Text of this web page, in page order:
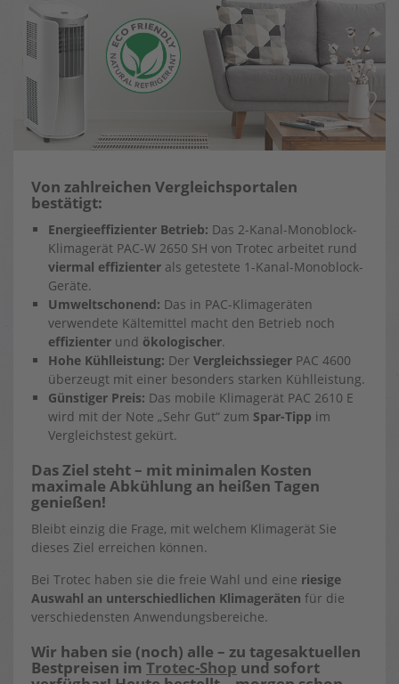
Von zahlreichen Vergleichsportalen
bestätigt:
Energieeffizienter Betrieb: Das 2-Kanal-Monoblock-
Klimagerät PAC-W 2650 SH von Trotec arbeitet rund
viermal effizienter als getestete 1-Kanal-Monoblock-
Geräte.
Umweltschonend: Das in PAC-Klimageräten
verwendete Kältemittel macht den Betrieb noch
effizienter und ökologischer.
Hohe Kühlleistung: Der Vergleichssieger PAC 4600
überzeugt mit einer besonders starken Kühlleistung.
Günstiger Preis: Das mobile Klimagerät PAC 2610 E
wird mit der Note „Sehr Gut“ zum Spar-Tipp im
Vergleichstest gekürt.
Das Ziel steht – mit minimalen Kosten
maximale Abkühlung an heißen Tagen
genießen!
Bleibt einzig die Frage, mit welchem Klimagerät Sie
dieses Ziel erreichen können.
Bei Trotec haben sie die freie Wahl und eine riesige
Auswahl an unterschiedlichen Klimageräten für die
verschiedensten Anwendungsbereiche.
Wir haben sie (noch) alle – zu tagesaktuellen
Bestpreisen im Trotec-Shop und sofort